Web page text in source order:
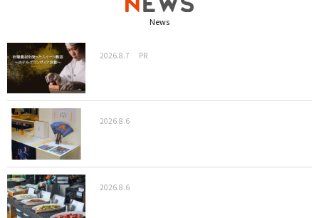
News
2026.8.7 PR
2026.8.6
2026.8.6